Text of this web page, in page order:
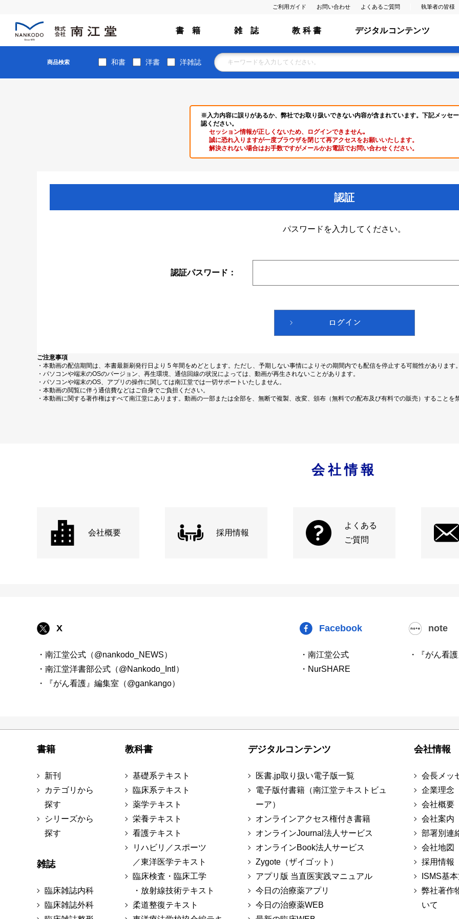
ご利用ガイド お問い合わせ よくあるご質問 執筆者の皆様
書 籍 雑 誌 教 科 書 デジタルコンテンツ
商品検索 和書 洋書 洋雑誌
※入力内容に誤りがあるか、弊社でお取り扱いできない内容が含まれています。下記メッセ
認ください。
セッション情報が正しくないため、ログインできません｡
誠に恐れ入りますが一度ブラウザを閉じて再アクセスをお願いいたします。
解決されない場合はお手数ですがメールかお電話でお問い合わせください。
認証
パスワードを入力してください。
認証パスワード：
ご注意事項
・本動画の配信期間は、本書最新刷発行日より 5 年間をめどとします。ただし、予期しない事情によりその期間内でも配信を停止する可能性があります。
・パソコンや端末のOSのバージョン、再生環境、通信回線の状況によっては、動画が再生されないことがあります。
・パソコンや端末のOS、アプリの操作に関しては南江堂では一切サポートいたしません。
・本動画の閲覧に伴う通信費などはご自身でご負担ください。
・本動画に関する著作権はすべて南江堂にあります。動画の一部または全部を、無断で複製、改変、頒布（無料での配布及び有料での販売）することを
会社情報
会社概要 採用情報
よくある
ご質問
X
・南江堂公式（@nankodo_NEWS）
・南江堂洋書部公式（@Nankodo_Intl）
・『がん看護』編集室（@gankango）
Facebook
・南江堂公式
・NurSHARE
note
・『がん看
書籍
新刊
カテゴリから
探す
シリーズから
探す
雑誌
臨床雑誌内科
臨床雑誌外科
教科書
基礎系テキスト
臨床系テキスト
薬学テキスト
栄養テキスト
看護テキスト
リハビリ／スポーツ
／東洋医学テキスト
臨床検査・臨床工学
・放射線技術テキスト
柔道整復テキスト
デジタルコンテンツ
医書.jp取り扱い電子版一覧
電子版付書籍（南江堂テキストビュ
ーア）
オンラインアクセス権付き書籍
オンラインJournal法人サービス
オンラインBook法人サービス
Zygote（ザイゴット）
アプリ版 当直医実践マニュアル
今日の治療薬アプリ
今日の治療薬WEB
会社情報
会長メッ
企業理念
会社概要
会社案内
部署別連
会社地図
採用情報
ISMS基
弊社著作
いて